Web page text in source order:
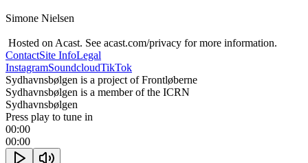
Simone Nielsen
Hosted on Acast. See acast.com/privacy for more information.
ContactSite InfoLegal
InstagramSoundcloudTikTok
Sydhavnsbølgen is a project of Frontløberne
Sydhavnsbølgen is a member of the ICRN
Sydhavnsbølgen
Press play to tune in
00:00
00:00